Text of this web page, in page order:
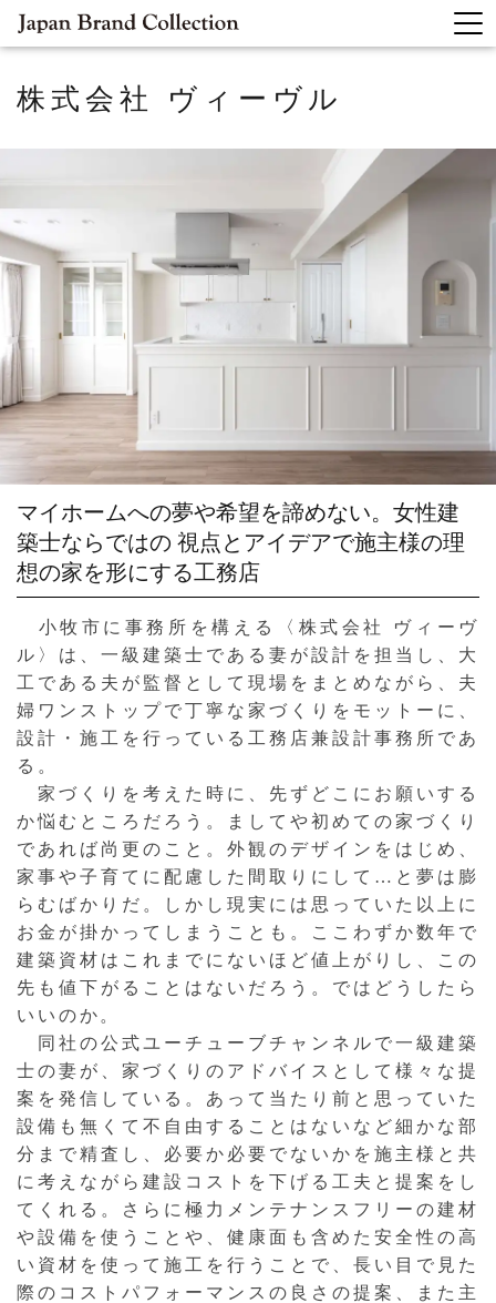
株式会社 ヴィーヴル
マイホームへの夢や希望を諦めない。女性建
築士ならではの 視点とアイデアで施主様の理
想の家を形にする工務店
小牧市に事務所を構える〈株式会社 ヴィーヴ
ル〉は、一級建築士である妻が設計を担当し、大
工である夫が監督として現場をまとめながら、夫
婦ワンストップで丁寧な家づくりをモットーに、
設計・施工を行っている工務店兼設計事務所であ
る。
家づくりを考えた時に、先ずどこにお願いする
か悩むところだろう。ましてや初めての家づくり
であれば尚更のこと。外観のデザインをはじめ、
家事や子育てに配慮した間取りにして…と夢は膨
らむばかりだ。しかし現実には思っていた以上に
お金が掛かってしまうことも。ここわずか数年で
建築資材はこれまでにないほど値上がりし、この
先も値下がることはないだろう。ではどうしたら
いいのか。
同社の公式ユーチューブチャンネルで一級建築
士の妻が、家づくりのアドバイスとして様々な提
案を発信している。あって当たり前と思っていた
設備も無くて不自由することはないなど細かな部
分まで精査し、必要か必要でないかを施主様と共
に考えながら建設コストを下げる工夫と提案をし
てくれる。さらに極力メンテナンスフリーの建材
や設備を使うことや、健康面も含めた安全性の高
い資材を使って施工を行うことで、長い目で見た
際のコストパフォーマンスの良さの提案、また主